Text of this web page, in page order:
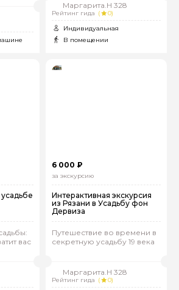
Маргарита.Н 328
Рейтинг гида (
0)
Индивидуальная
В помещении
вас
6 000 ₽
за экскурсию
Интерактивная экскурсия
из Рязани в Усадьбу фон
Дервиза
Путешествие во времени в
секретную усадьбу 19 века
Маргарита.Н 328
Рейтинг гида (
0)